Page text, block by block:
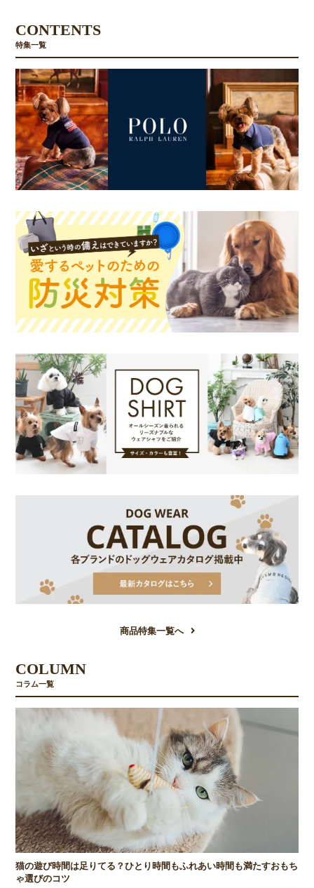
CONTENTS
特集一覧
商品特集一覧へ
COLUMN
コラム一覧
猫の遊び時間は足りてる？ひとり時間もふれあい時間も満たすおもち
ゃ選びのコツ